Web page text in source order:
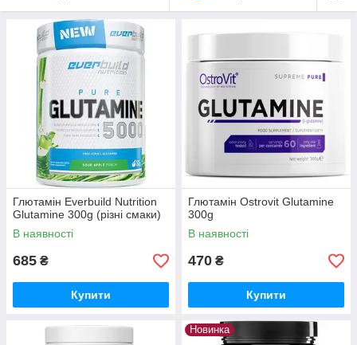
Глютамін Everbuild Nutrition
Glutamine 300g (різні смаки)
В наявності
685 ₴
Купити
Глютамін Ostrovit Glutamine
300g
В наявності
470 ₴
Купити
Новинка